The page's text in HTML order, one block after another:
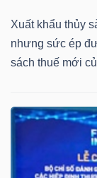
Xuất khẩu thủy
nhưng sức ép
sách thuế mới
THÔNG